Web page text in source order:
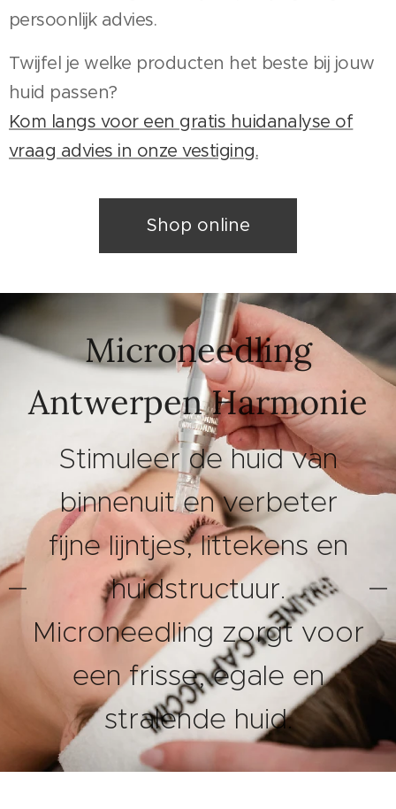
persoonlijk advies.
Twijfel je welke producten het beste bij jouw
huid passen?
Kom langs voor een gratis huidanalyse of
vraag advies in onze vestiging.
Shop online
Microneedling
Antwerpen Harmonie
Stimuleer de huid van
binnenuit en verbeter
fijne lijntjes, littekens en
huidstructuur.
Microneedling zorgt voor
een frisse, egale en
stralende huid.